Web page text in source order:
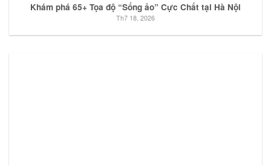
Khám phá 65+ Tọa độ “Sống ảo” Cực Chất tại Hà Nội
Th7 18, 2026